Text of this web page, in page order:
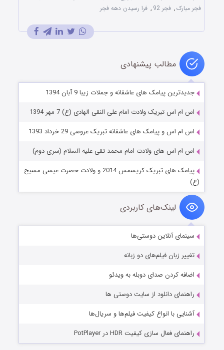
فجر مبارک, فجر 92 , فرا رسیدن دهه فجر
مطالب پیشنهادی
جدیدترین پیامک های عاشقانه و جملات زیبا 9 آبان 1394
اس ام اس تبریک ولادت امام علی النقی الهادی (ع) 7 مهر 1394
اس ام اس و پیامک های عاشقانه تبریک عروسی 29 خرداد 1393
اس ام اس های ولادت امام محمد تقی علیه السلام (سری دوم)
پیامک های تبریک کریسمس 2014 و ولادت حصرت عیسی مسیح
(ع)
لینک‌های کاربردی
سینمای آنلاین دوستی‌ها
تغییر زبان فیلم‌های دو زبانه
اضافه کردن صدای دوبله به ویدئو
راهنمای دانلود از سایت دوستی ها
آشنایی با انواع کیفیت فیلم‌ها و سریال‌ها
راهنمای فعال سازی کیفیت HDR در PotPlayer